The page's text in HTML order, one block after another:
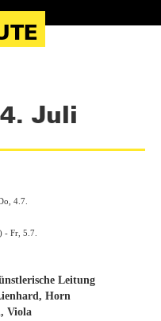
Juli
4.7.
- Fr, 5.7.
Leitung
Horn
Viola